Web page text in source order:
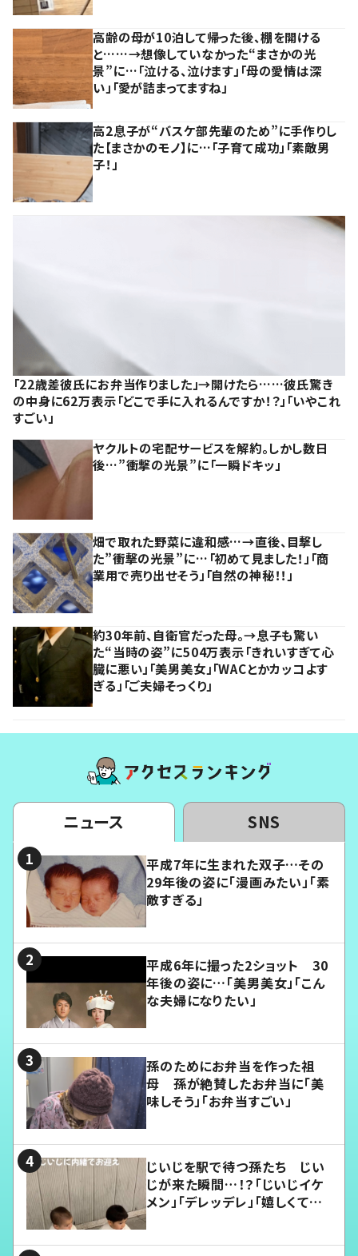
高齢の母が10泊して帰った後、棚を開ける
と……→想像していなかった“まさかの光
景”に…「泣ける、泣けます」「母の愛情は深
い」「愛が詰まってますね」
高2息子が“バスケ部先輩のため”に手作りし
た【まさかのモノ】に…「子育て成功」「素敵男
子！」
「22歳差彼氏にお弁当作りました」→開けたら……彼氏驚き
の中身に62万表示「どこで手に入れるんですか！？」「いやこれ
すごい」
ヤクルトの宅配サービスを解約。しかし数日
後…”衝撃の光景”に「一瞬ドキッ」
畑で取れた野菜に違和感…→直後、目撃し
た”衝撃の光景”に…「初めて見ました！」「商
業用で売り出せそう」「自然の神秘！！」
約30年前、自衛官だった母。→息子も驚い
た“当時の姿”に504万表示「きれいすぎて心
臓に悪い」「美男美女」「WACとかカッコよす
ぎる」「ご夫婦そっくり」
ニュース SNS
平成7年に生まれた双子…その
29年後の姿に「漫画みたい」「素
敵すぎる」
平成6年に撮った2ショット 30
年後の姿に…「美男美女」「こん
な夫婦になりたい」
孫のためにお弁当を作った祖
母 孫が絶賛したお弁当に「美
味しそう」「お弁当すごい」
じいじを駅で待つ孫たち じい
じが来た瞬間…！？「じいじイケ
メン」「デレッデレ」「嬉しくて可